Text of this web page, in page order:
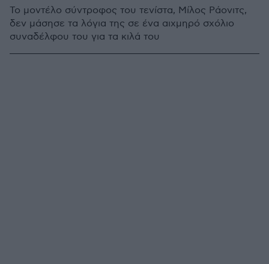
Το μοντέλο σύντροφος του τενίστα, Μίλος Ράονιτς,
δεν μάσησε τα λόγια της σε ένα αιχμηρό σχόλιο
συναδέλφου του για τα κιλά του